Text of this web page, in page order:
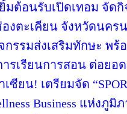
ต้อนรับเปิดเทอม จัดกิจ
องตะเคียน จังหวัดนค
รรมส่งเสริมทักษะ พร้
รเรียนการสอน ต่อยอ
ยน! เตรียมจัด
Business แห่งภูมิ